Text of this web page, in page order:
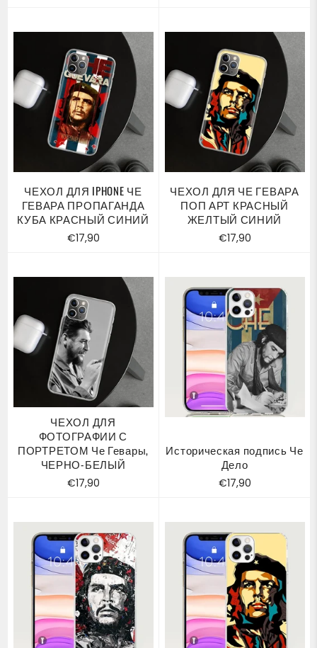
ЧЕХОЛ ДЛЯ IPHONE ЧЕ
ГЕВАРА ПРОПАГАНДА
КУБА КРАСНЫЙ СИНИЙ
Обычная
€17,90
ЧЕХОЛ ДЛЯ ЧЕ ГЕВАРА
ПОП АРТ КРАСНЫЙ
ЖЕЛТЫЙ СИНИЙ
Обычная
€17,90
ЧЕХОЛ ДЛЯ
ФОТОГРАФИИ С
ПОРТРЕТОМ Че Гевары,
ЧЕРНО-БЕЛЫЙ
Обычная
€17,90
Историческая подпись Че
Дело
Обычная
€17,90